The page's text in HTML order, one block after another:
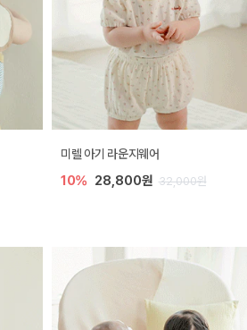
미렐 아기 라운지웨어
10% 28,800원 32,000원